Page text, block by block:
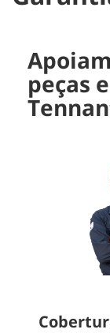
peças